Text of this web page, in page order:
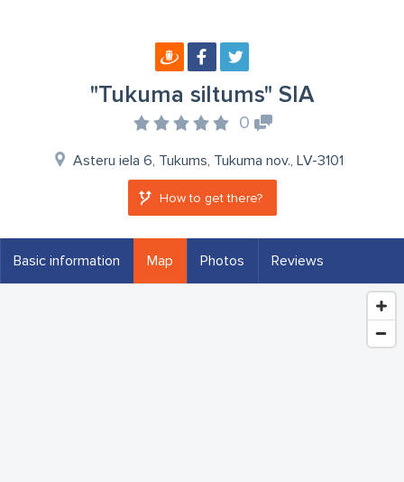
"Tukuma siltums" SIA
0
Asteru iela 6, Tukums, Tukuma nov., LV-3101
How to get there?
Basic information Map Photos Reviews